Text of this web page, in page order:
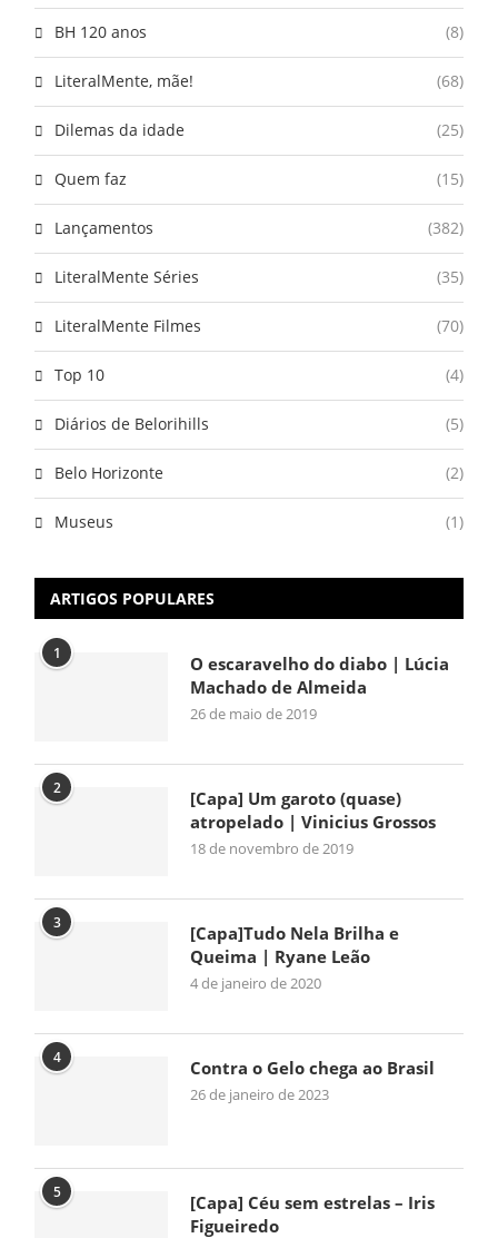
BH 120 anos (8)
LiteralMente, mãe! (68)
Dilemas da idade (25)
Quem faz (15)
Lançamentos (382)
LiteralMente Séries (35)
LiteralMente Filmes (70)
Top 10 (4)
Diários de Belorihills (5)
Belo Horizonte (2)
Museus (1)
ARTIGOS POPULARES
1
O escaravelho do diabo | Lúcia
Machado de Almeida
26 de maio de 2019
2
[Capa] Um garoto (quase)
atropelado | Vinicius Grossos
18 de novembro de 2019
3
[Capa]Tudo Nela Brilha e
Queima | Ryane Leão
4 de janeiro de 2020
4 Contra o Gelo chega ao Brasil
26 de janeiro de 2023
5
[Capa] Céu sem estrelas – Iris
Figueiredo